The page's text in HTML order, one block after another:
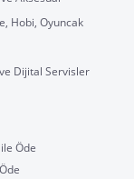
Hobi, Oyuncak
Dijital Servisler
Öde